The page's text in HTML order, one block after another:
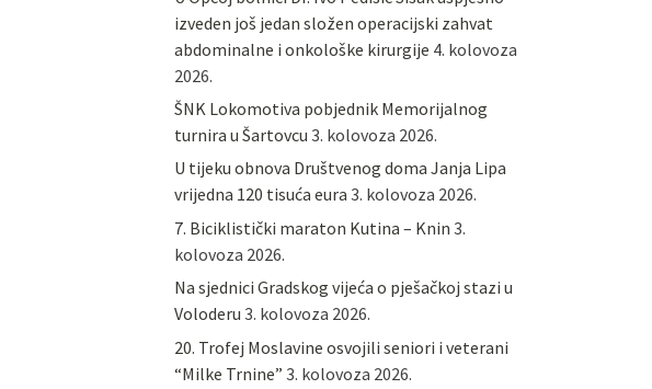
izveden još jedan složen operacijski zahvat
abdominalne i onkološke kirurgije 4. kolovoza
2026.
ŠNK Lokomotiva pobjednik Memorijalnog
turnira u Šartovcu 3. kolovoza 2026.
U tijeku obnova Društvenog doma Janja Lipa
vrijedna 120 tisuća eura 3. kolovoza 2026.
7. Biciklistički maraton Kutina – Knin 3.
kolovoza 2026.
Na sjednici Gradskog vijeća o pješačkoj stazi u
Voloderu 3. kolovoza 2026.
20. Trofej Moslavine osvojili seniori i veterani
“Milke Trnine” 3. kolovoza 2026.